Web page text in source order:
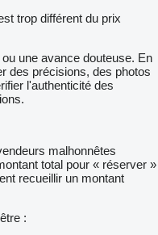
trop différent du prix
une avance douteuse. En
des précisions, des photos
l'authenticité des
malhonnêtes
total pour « réserver »
recueillir un montant
: